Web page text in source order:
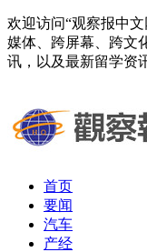
欢迎访问“观察报中
媒体、跨屏幕、跨文
讯，以及最新留学资
首页
要闻
汽车
产经